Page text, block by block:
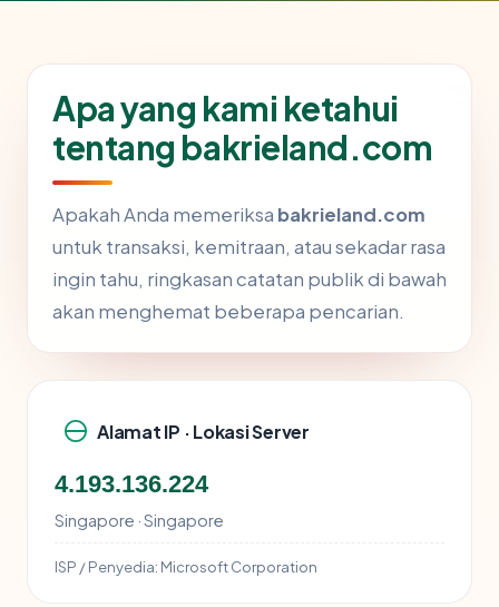
Apa yang kami ketahui
tentang bakrieland.com
Apakah Anda memeriksa bakrieland.com
untuk transaksi, kemitraan, atau sekadar rasa
ingin tahu, ringkasan catatan publik di bawah
akan menghemat beberapa pencarian.
Alamat IP · Lokasi Server
4.193.136.224
Singapore · Singapore
ISP / Penyedia: Microsoft Corporation